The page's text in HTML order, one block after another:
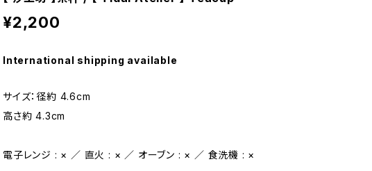
¥2,200
International shipping available
サイズ：径約 4.6cm
高さ約 4.3cm
電子レンジ : × ／ 直火 : × ／ オーブン : × ／ 食洗機 : ×